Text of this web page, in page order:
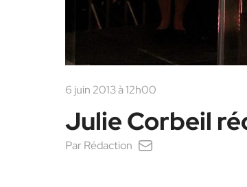
6 juin 2013 à 12h00
Julie Corbeil
Par Rédaction